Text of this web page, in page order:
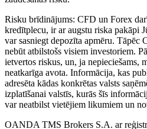
Risku brīdinājums: CFD un Forex
kredītplecu, ir ar augstu riska pakāpi
var sasniegt depozīta apmēru. Tāpēc
nebūt atbilstošs visiem investoriem.
ietvertos riskus, un, ja nepieciešams,
neatkarīga avota. Informācija, kas
adresēta kādas konkrētas valsts
izplatīšanai valstīs, kurās šīs
var neatbilst vietējiem likumiem un
OANDA TMS Brokers S.A. ar